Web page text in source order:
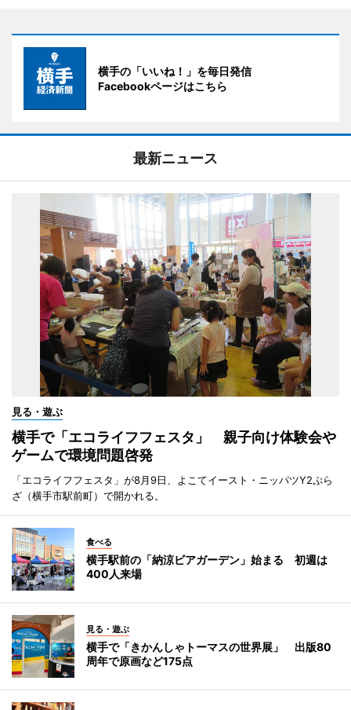
横手の「いいね！」を毎日発信
Facebookページはこちら
最新ニュース
見る・遊ぶ
横手で「エコライフフェスタ」 親子向け体験会や
ゲームで環境問題啓発
「エコライフフェスタ」が8月9日、よこてイースト・ニッパツY2ぷら
ざ（横手市駅前町）で開かれる。
食べる
横手駅前の「納涼ビアガーデン」始まる 初週は
400人来場
見る・遊ぶ
横手で「きかんしゃトーマスの世界展」 出版80
周年で原画など175点